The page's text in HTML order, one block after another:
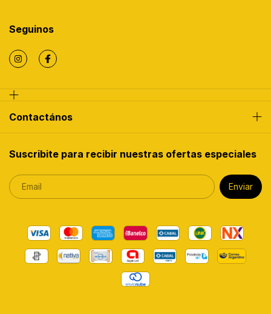
Seguinos
Contactános
Suscribite para recibir nuestras ofertas especiales